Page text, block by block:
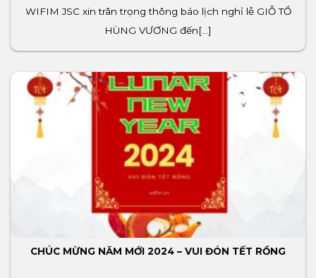
WIFIM JSC xin trân trọng thông báo lịch nghỉ lễ GIỖ TỔ
HÙNG VƯƠNG đến[...]
CHÚC MỪNG NĂM MỚI 2024 – VUI ĐÓN TẾT RỒNG